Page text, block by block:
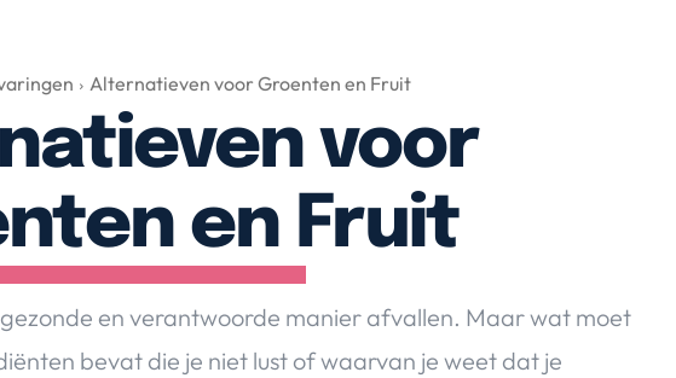
Alternatieven voor Groenten en Fruit
voor
en Fruit
en verantwoorde manier afvallen. Maar wat moet
bevat die je niet lust of waarvan je weet dat je